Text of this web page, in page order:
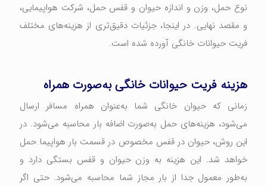
نوع حمل، وزن و اندازه حیوان و قفس حمل، شرکت هواپیمایی،
و مقصد نهایی. در اینجا، جزئیات دقیق‌تری از هزینه‌های مختلف
فریت حیوانات خانگی آورده شده است.
هزینه فریت حیوانات خانگی به‌صورت همراه
زمانی که حیوان خانگی شما به‌عنوان همراه مسافر ارسال
می‌شود، هزینه‌های حمل به‌صورت اضافه بار محاسبه می‌شود. در
این روش، حیوان در قفس مخصوص در قسمت بار هواپیما حمل
خواهد شد. این هزینه به وزن حیوان و قفس بستگی دارد و
به‌طور معمول جدا از بار مجاز شما محاسبه می‌شود. حتی اگر